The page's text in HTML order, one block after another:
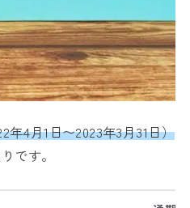
年4月1日〜2023年3月31日）
です。